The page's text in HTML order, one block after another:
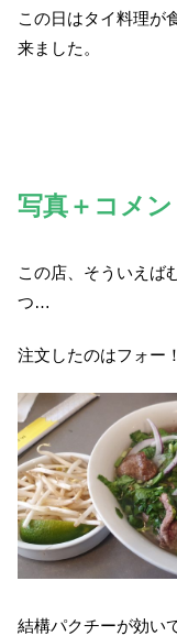
この日はタイ料理が
来ました。
写真＋コメン
この店、そういえば
つ…
注文したのはフォー！
結構パクチーが効い